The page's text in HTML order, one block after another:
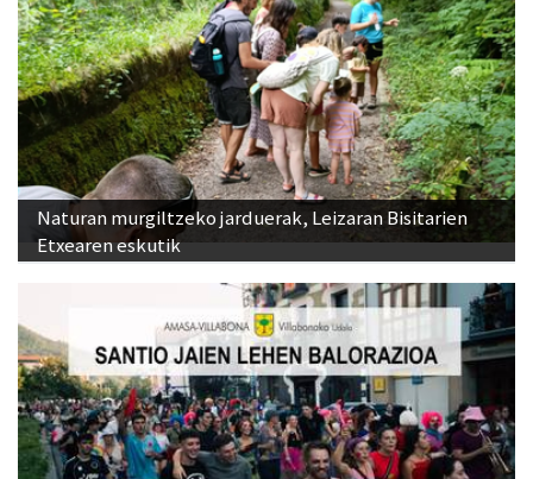
Naturan murgiltzeko jarduerak, Leizaran Bisitarien
Etxearen eskutik